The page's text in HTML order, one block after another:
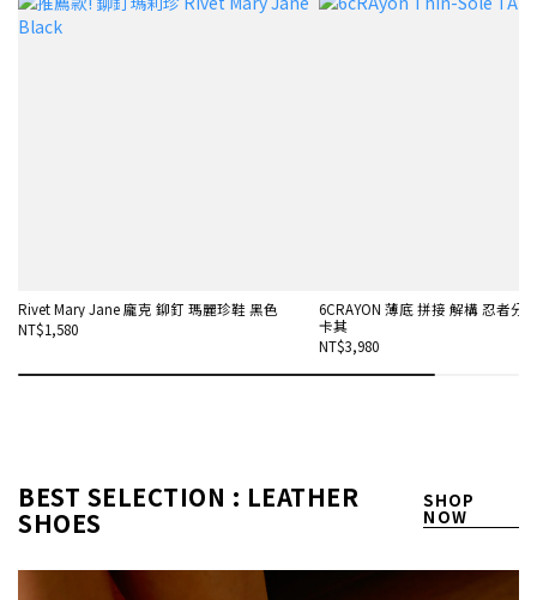
Rivet Mary Jane 龐克 鉚釘 瑪麗珍鞋 黑色
NT$1,580
6CRAYON 薄底 拼接 解構 忍者分
卡其
NT$3,980
BEST SELECTION : LEATHER
SHOES
SHOP
NOW